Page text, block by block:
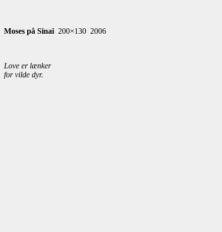
Moses på Sinai 200×130 2006
Love er lænker
for vilde dyr.